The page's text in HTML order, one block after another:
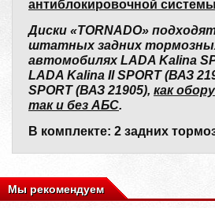
антиблокировочной
Диски «TORNADO»
штатных задних
автомобилях LADA Kalina
LADA Kalina II SPORT (ВАЗ
SPORT (ВАЗ 21905), как
так и без АБС.
В комплекте: 2 задних
Мы рекомендуем